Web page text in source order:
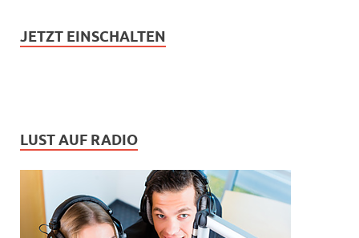
JETZT EINSCHALTEN
LUST AUF RADIO